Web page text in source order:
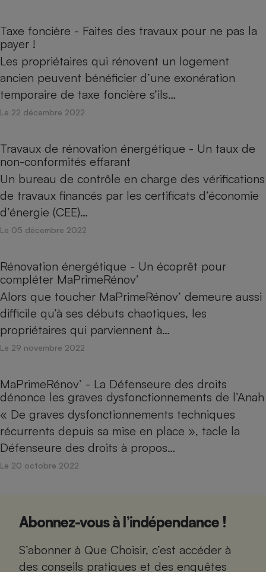
Taxe foncière - Faites des travaux pour ne pas la
payer !
Les propriétaires qui rénovent un logement
ancien peuvent bénéficier d’une exonération
temporaire de taxe foncière s’ils…
Le 22 décembre 2022
Travaux de rénovation énergétique - Un taux de
non-conformités effarant
Un bureau de contrôle en charge des vérifications
de travaux financés par les certificats d’économie
d’énergie (CEE)…
Le 05 décembre 2022
Rénovation énergétique - Un écoprêt pour
compléter MaPrimeRénov’
Alors que toucher MaPrimeRénov’ demeure aussi
difficile qu’à ses débuts chaotiques, les
propriétaires qui parviennent à…
Le 29 novembre 2022
MaPrimeRénov’ - La Défenseure des droits
dénonce les graves dysfonctionnements de l’Anah
« De graves dysfonctionnements techniques
récurrents depuis sa mise en place », tacle la
Défenseure des droits à propos…
Le 20 octobre 2022
Abonnez-vous à l’indépendance !
S’abonner à Que Choisir, c’est accéder à
des conseils pratiques et des enquêtes